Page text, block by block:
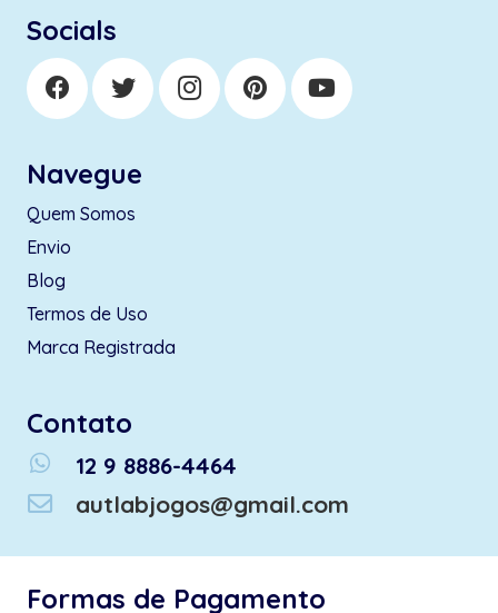
Socials
Navegue
Quem Somos
Envio
Blog
Termos de Uso
Marca Registrada
Contato
whatsapp
12 9 8886-4464
autlabjogos@gmail.com
Formas de Pagamento